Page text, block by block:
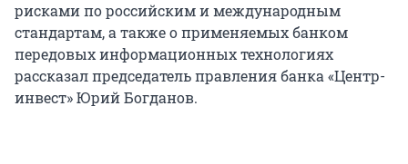
рисками по российским и международным
стандартам, а также о применяемых банком
передовых информационных технологиях
рассказал председатель правления банка «Центр-
инвест» Юрий Богданов.